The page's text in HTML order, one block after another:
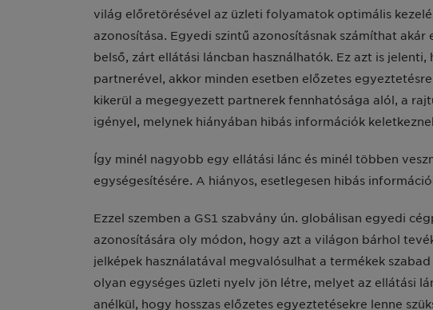
világ előretörésével az üzleti folyamatok optimális
azonosítása. Egyedi szintű azonosításnak számíthat
belső, zárt ellátási láncban használhatók. Ez azt is
partnerével, akkor minden esetben előzetes
kikerül a megegyezett partnerek fennhatósága alól, a
igényel, melynek hiányában hibás információk
Így minél nagyobb egy ellátási lánc és minél többen
egységesítésére. A hiányos, esetlegesen hibás
Ezzel szemben a GS1 szabvány ún. globálisan egyedi
azonosítására oly módon, hogy azt a világon bárhol
jelképek használatával megvalósulhat a termékek
olyan egységes üzleti nyelv jön létre, melyet az ellátási
anélkül, hogy hosszas előzetes egyeztetésekre lenne